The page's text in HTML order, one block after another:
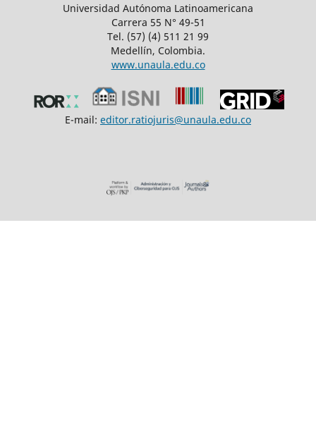
Universidad Autónoma Latinoamericana
Carrera 55 N° 49-51
Tel. (57) (4) 511 21 99
Medellín, Colombia.
www.unaula.edu.co
E-mail: editor.ratiojuris@unaula.edu.co